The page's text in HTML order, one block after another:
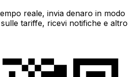
reale, invia denaro in modo
tariffe, ricevi notifiche e altro